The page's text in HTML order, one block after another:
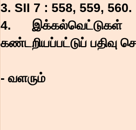
3. SII 7 : 558, 559, 560.
4. இக்கல்வெட்டுகள்
கண்டறியப்பட்டுப் பதிவு
- வளரும்